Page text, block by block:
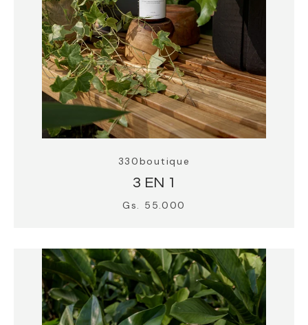
330boutique
3 EN 1
Gs. 55.000